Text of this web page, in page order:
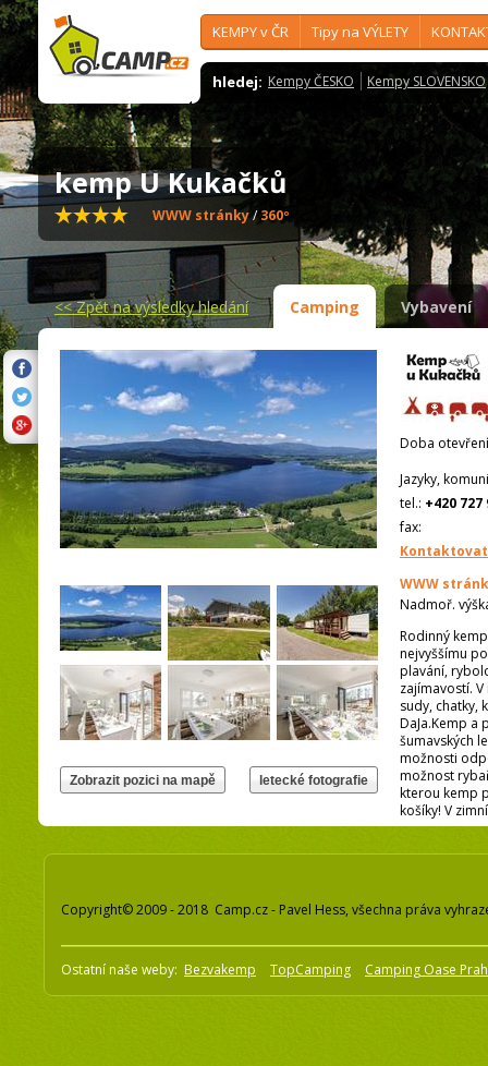
KEMPY v ČR Tipy na VÝLETY
hledej: Kempy ČESKO Kempy SLOVENSKO
kemp U Kukačků
WWW stránky/360º
<<Zpět na výsledky hledání Camping Vybavení
Doba
Jazyky,
tel.: +420 727
fax:
WWW
Nadmoř.
Rodinný
nejvyššímu
plavání,
zajímavostí.
sudy, chatky,
DaJa.Kemp a
šumavských
možnosti
možnost
kterou kemp
košíky! V
Copyright© 2009 - 2018 Camp.cz - Pavel Hess, všechna práva
Ostatní naše weby: Bezvakemp TopCamping Camping Oase